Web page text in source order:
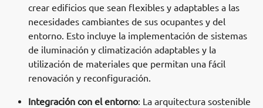
crear edificios que sean flexibles y adaptables a las
necesidades cambiantes de sus ocupantes y del
entorno. Esto incluye la implementación de sistemas
de iluminación y climatización adaptables y la
utilización de materiales que permitan una fácil
renovación y reconfiguración.
Integración con el entorno: La arquitectura sostenible